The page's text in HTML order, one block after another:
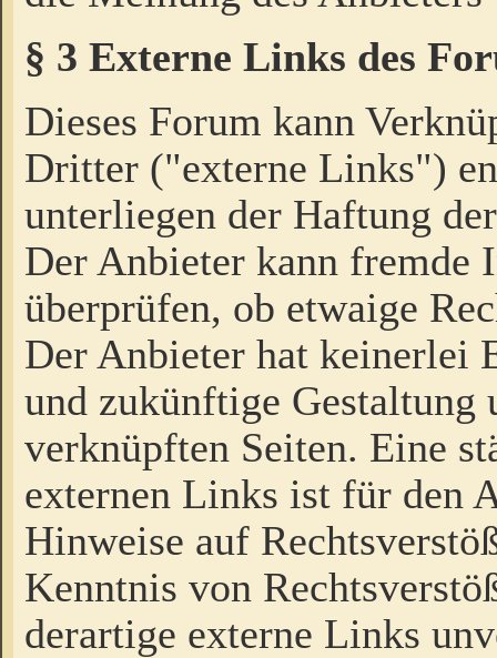
§ 3 Externe Links des
Dieses Forum kann
Dritter ("externe Links")
unterliegen der Haftung
Der Anbieter kann fremde
überprüfen, ob etwaige
Der Anbieter hat keinerlei
und zukünftige Gestaltung
verknüpften Seiten. Eine
externen Links ist für den
Hinweise auf
Kenntnis von
derartige externe Links